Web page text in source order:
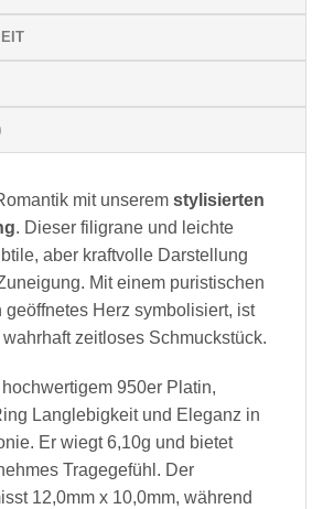
mit unserem stylisierten
. Dieser filigrane und leichte
aber kraftvolle Darstellung
Mit einem puristischen
geöffnetes Herz symbolisiert, ist
zeitloses Schmuckstück.
950er Platin,
Langlebigkeit und Eleganz in
Er wiegt 6,10g und bietet
Tragegefühl. Der
12,0mm x 10,0mm, während